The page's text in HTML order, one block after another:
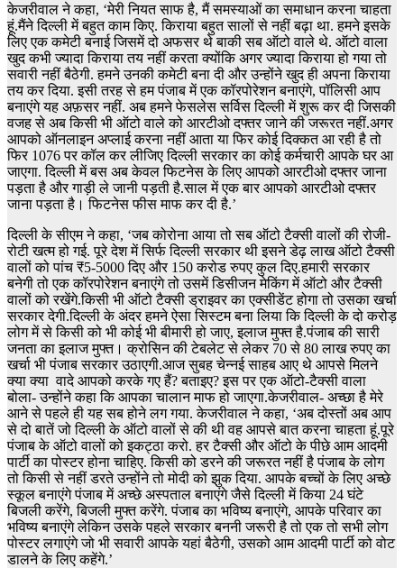
केजरीवाल ने कहा, ‘मेरी नियत साफ है, मैं समस्याओं का समाधान करना चाहता
हूं.मैंने दिल्ली में बहुत काम किए. किराया बहुत सालों से नहीं बढ़ा था. हमने इसके
लिए एक कमेटी बनाई जिसमें दो अफसर थे बाकी सब ऑटो वाले थे. ऑटो वाला
खुद कभी ज्यादा किराया तय नहीं करता क्योंकि अगर ज्यादा किराया हो गया तो
सवारी नहीं बैठेगी. हमने उनकी कमेटी बना दी और उन्होंने खुद ही अपना किराया
तय कर दिया. इसी तरह से हम पंजाब में एक कॉरपोरेशन बनाएंगे, पॉलिसी आप
बनाएंगे यह अफ़सर नहीं. अब हमने फेसलेस सर्विस दिल्ली में शुरू कर दी जिसकी
वजह से अब किसी भी ऑटो वाले को आरटीओ दफ्तर जाने की जरूरत नहीं.अगर
आपको ऑनलाइन अप्लाई करना नहीं आता या फिर कोई दिक्कत आ रही है तो
फिर 1076 पर कॉल कर लीजिए दिल्ली सरकार का कोई कर्मचारी आपके घर आ
जाएगा. दिल्ली में बस अब केवल फिटनेस के लिए आपको आरटीओ दफ्तर जाना
पड़ता है और गाड़ी ले जानी पड़ती है.साल में एक बार आपको आरटीओ दफ्तर
जाना पड़ता है। फिटनेस फीस माफ कर दी है.’
दिल्‍ली के सीएम ने कहा, ‘जब कोरोना आया तो सब ऑटो टैक्सी वालों की रोजी-
रोटी खत्म हो गई. पूरे देश में सिर्फ दिल्ली सरकार थी इसने डेढ़ लाख ऑटो टैक्सी
वालों को पांच ₹5-5000 दिए और 150 करोड रुपए कुल दिए.हमारी सरकार
बनेगी तो एक कॉरपोरेशन बनाएंगे तो उसमें डिसीजन मेकिंग में ऑटो और टैक्सी
वालों को रखेंगे.किसी भी ऑटो टैक्सी ड्राइवर का एक्सीडेंट होगा तो उसका खर्चा
सरकार देगी.दिल्ली के अंदर हमने ऐसा सिस्टम बना लिया कि दिल्ली के दो करोड़
लोग में से किसी को भी कोई भी बीमारी हो जाए, इलाज मुफ्त है.पंजाब की सारी
जनता का इलाज मुफ्त। क्रोसिन की टेबलेट से लेकर 70 से 80 लाख रुपए का
खर्चा भी पंजाब सरकार उठाएगी.आज सुबह चेन्नई साहब आए थे आपसे मिलने
क्या क्या वादे आपको करके गए हैं? बताइए? इस पर एक ऑटो-टैक्सी वाला
बोला- उन्होंने कहा कि आपका चालान माफ हो जाएगा.केजरीवाल- अच्छा है मेरे
आने से पहले ही यह सब होने लग गया. केजरीवाल ने कहा, ‘अब दोस्तों अब आप
से दो बातें जो दिल्ली के ऑटो वालों से की थी वह आपसे बात करना चाहता हूं.पूरे
पंजाब के ऑटो वालों को इकट्ठा करो. हर टैक्सी और ऑटो के पीछे आम आदमी
पार्टी का पोस्टर होना चाहिए. किसी को डरने की जरूरत नहीं है पंजाब के लोग
तो किसी से नहीं डरते उन्होंने तो मोदी को झुक दिया. आपके बच्चों के लिए अच्छे
स्कूल बनाएंगे पंजाब में अच्छे अस्पताल बनाएंगे जैसे दिल्ली में किया 24 घंटे
बिजली करेंगे, बिजली मुफ्त करेंगे. पंजाब का भविष्य बनाएंगे, आपके परिवार का
भविष्य बनाएंगे लेकिन उसके पहले सरकार बननी जरूरी है तो एक तो सभी लोग
पोस्टर लगाएंगे जो भी सवारी आपके यहां बैठेगी, उसको आम आदमी पार्टी को वोट
डालने के लिए कहेंगे.’